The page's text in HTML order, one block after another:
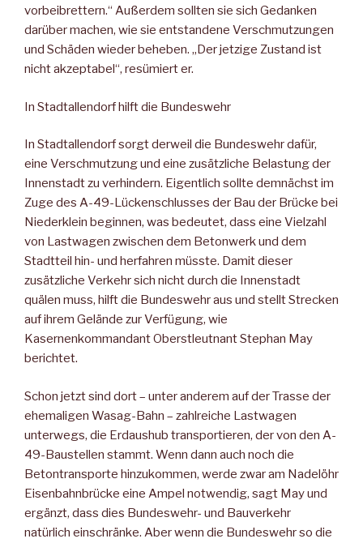
vorbeibrettern.“ Außerdem sollten sie sich Gedanken
darüber machen, wie sie entstandene Verschmutzungen
und Schäden wieder beheben. „Der jetzige Zustand ist
nicht akzeptabel“, resümiert er.
In Stadtallendorf hilft die Bundeswehr
In Stadtallendorf sorgt derweil die Bundeswehr dafür,
eine Verschmutzung und eine zusätzliche Belastung der
Innenstadt zu verhindern. Eigentlich sollte demnächst im
Zuge des A-49-Lückenschlusses der Bau der Brücke bei
Niederklein beginnen, was bedeutet, dass eine Vielzahl
von Lastwagen zwischen dem Betonwerk und dem
Stadtteil hin- und herfahren müsste. Damit dieser
zusätzliche Verkehr sich nicht durch die Innenstadt
quälen muss, hilft die Bundeswehr aus und stellt Strecken
auf ihrem Gelände zur Verfügung, wie
Kasernenkommandant Oberstleutnant Stephan May
berichtet.
Schon jetzt sind dort – unter anderem auf der Trasse der
ehemaligen Wasag-Bahn – zahlreiche Lastwagen
unterwegs, die Erdaushub transportieren, der von den A-
49-Baustellen stammt. Wenn dann auch noch die
Betontransporte hinzukommen, werde zwar am Nadelöhr
Eisenbahnbrücke eine Ampel notwendig, sagt May und
ergänzt, dass dies Bundeswehr- und Bauverkehr
natürlich einschränke. Aber wenn die Bundeswehr so die